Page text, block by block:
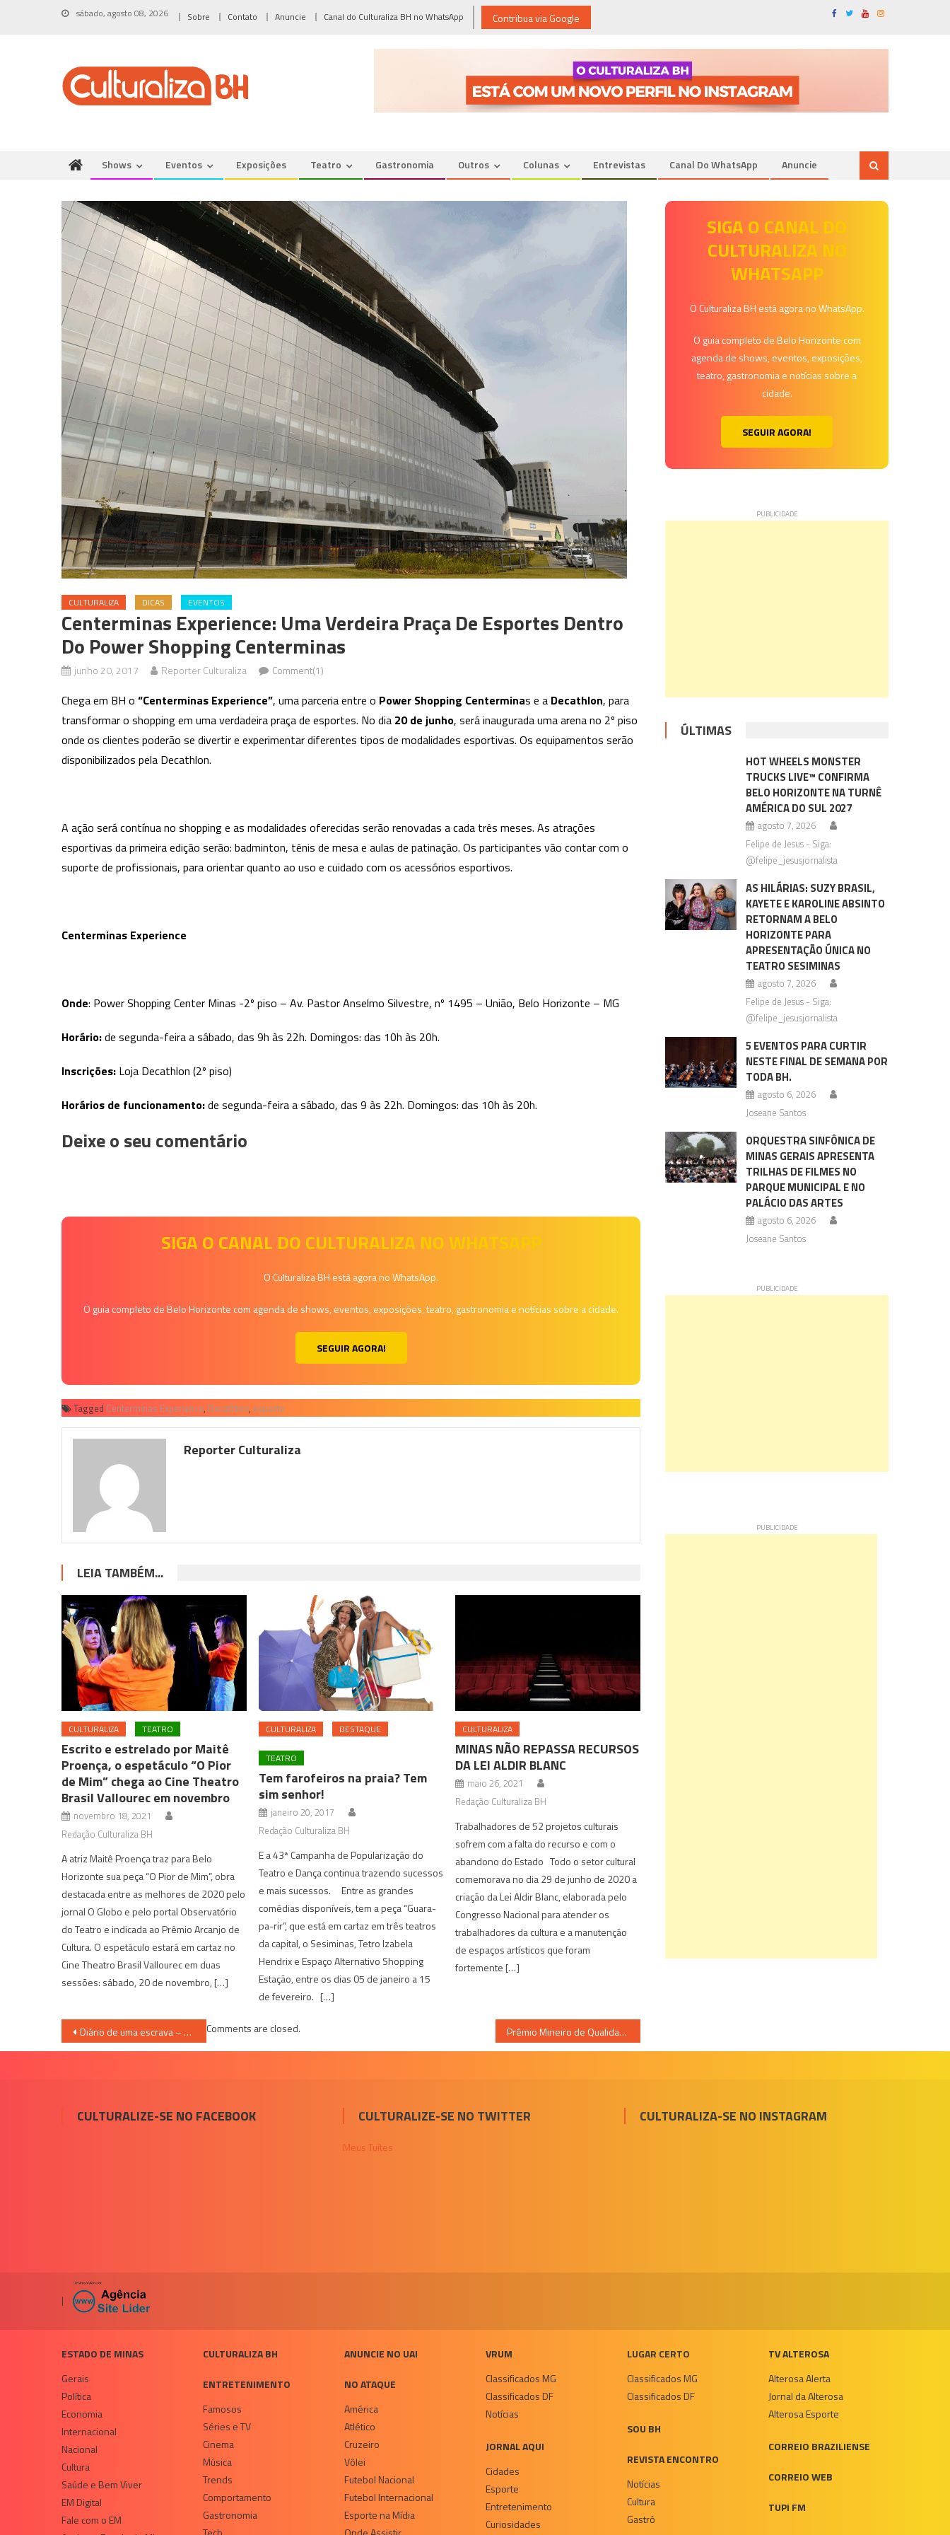
sábado, agosto 08, 2026 Sobre Contato Anuncie Canal do Culturaliza BH no WhatsApp Contribua via Google
Shows Eventos Exposições Teatro Gastronomia Outros Colunas Entrevistas Canal Do WhatsApp Anuncie
CULTURALIZA DICAS EVENTOS
Centerminas Experience: Uma Verdeira Praça De Esportes Dentro
Do Power Shopping Centerminas
junho 20, 2017 Reporter Culturaliza Comment(1)
Chega em BH o “Centerminas Experience”, uma parceria entre o Power Shopping Centerminas e a Decathlon, para
transformar o shopping em uma verdadeira praça de esportes. No dia 20 de junho, será inaugurada uma arena no 2º piso
onde os clientes poderão se divertir e experimentar diferentes tipos de modalidades esportivas. Os equipamentos serão
disponibilizados pela Decathlon.
A ação será contínua no shopping e as modalidades oferecidas serão renovadas a cada três meses. As atrações
esportivas da primeira edição serão: badminton, tênis de mesa e aulas de patinação. Os participantes vão contar com o
suporte de profissionais, para orientar quanto ao uso e cuidado com os acessórios esportivos.
Centerminas Experience
Onde: Power Shopping Center Minas -2º piso – Av. Pastor Anselmo Silvestre, nº 1495 – União, Belo Horizonte – MG
Horário:de segunda-feira a sábado, das 9h às 22h. Domingos: das 10h às 20h.
Inscrições: Loja Decathlon (2º piso)
Horários de funcionamento:de segunda-feira a sábado, das 9 às 22h. Domingos: das 10h às 20h.
Deixe o seu comentário
SIGA O CANAL DO CULTURALIZA NO WHATSAPP
O Culturaliza BH está agora no WhatsApp.
O guia completo de Belo Horizonte com agenda de shows, eventos, exposições, teatro, gastronomia e notícias sobre a cidade.
SEGUIR AGORA!
Tagged Centerminas Experience, Decathlon, esporte
Reporter Culturaliza
LEIA TAMBÉM...
CULTURALIZA TEATRO
Escrito e estrelado por Maitê
Proença, o espetáculo “O Pior
de Mim” chega ao Cine Theatro
Brasil Vallourec em novembro
novembro 18, 2021
Redação Culturaliza BH
A atriz Maitê Proença traz para Belo
Horizonte sua peça “O Pior de Mim”, obra
destacada entre as melhores de 2020 pelo
jornal O Globo e pelo portal Observatório
do Teatro e indicada ao Prêmio Arcanjo de
Cultura. O espetáculo estará em cartaz no
Cine Theatro Brasil Vallourec em duas
sessões: sábado, 20 de novembro, […]
CULTURALIZA DESTAQUE
TEATRO
Tem farofeiros na praia? Tem
sim senhor!
janeiro 20, 2017
Redação Culturaliza BH
E a 43ª Campanha de Popularização do
Teatro e Dança continua trazendo sucessos
e mais sucessos. Entre as grandes
comédias disponíveis, tem a peça “Guara-
pa-rir”, que está em cartaz em três teatros
da capital, o Sesiminas, Tetro Izabela
Hendrix e Espaço Alternativo Shopping
Estação, entre os dias 05 de janeiro a 15
de fevereiro. […]
CULTURALIZA
MINAS NÃO REPASSA RECURSOS
DA LEI ALDIR BLANC
maio 26, 2021
Redação Culturaliza BH
Trabalhadores de 52 projetos culturais
sofrem com a falta do recurso e com o
abandono do Estado Todo o setor cultural
comemorava no dia 29 de junho de 2020 a
criação da Lei Aldir Blanc, elaborada pelo
Congresso Nacional para atender os
trabalhadores da cultura e a manutenção
de espaços artísticos que foram
fortemente […]
Navegação
de
Diário de uma escrava – Rô Mierling Prêmio Mineiro de Qualidade abre inscrições para apresentação das empresas participantes
Comments are closed.
SIGA O CANAL DO
CULTURALIZA NO
WHATSAPP
O Culturaliza BH está agora no WhatsApp.
O guia completo de Belo Horizonte com
agenda de shows, eventos, exposições,
teatro, gastronomia e notícias sobre a
cidade.
SEGUIR AGORA!
ÚLTIMAS
HOT WHEELS MONSTER
TRUCKS LIVE™ CONFIRMA
BELO HORIZONTE NA TURNÊ
AMÉRICA DO SUL 2027
agosto 7, 2026
Felipe de Jesus - Siga:
@felipe_jesusjornalista
AS HILÁRIAS: SUZY BRASIL,
KAYETE E KAROLINE ABSINTO
RETORNAM A BELO
HORIZONTE PARA
APRESENTAÇÃO ÚNICA NO
TEATRO SESIMINAS
agosto 7, 2026
Felipe de Jesus - Siga:
@felipe_jesusjornalista
5 EVENTOS PARA CURTIR
NESTE FINAL DE SEMANA POR
TODA BH.
agosto 6, 2026
Joseane Santos
ORQUESTRA SINFÔNICA DE
MINAS GERAIS APRESENTA
TRILHAS DE FILMES NO
PARQUE MUNICIPAL E NO
PALÁCIO DAS ARTES
agosto 6, 2026
Joseane Santos
CULTURALIZE-SE NO FACEBOOK CULTURALIZE-SE NO TWITTER
Meus Tuítes
CULTURALIZA-SE NO INSTAGRAM
|
ESTADO DE MINAS
Gerais
Política
Economia
Internacional
Nacional
Cultura
Saúde e Bem Viver
EM Digital
Fale com o EM
CULTURALIZA BH
ENTRETENIMENTO
Famosos
Séries e TV
Cinema
Música
Trends
Comportamento
Gastronomia
ANUNCIE NO UAI
NO ATAQUE
América
Atlético
Cruzeiro
Vôlei
Futebol Nacional
Futebol Internacional
Esporte na Mídia
VRUM
Classificados MG
Classificados DF
Notícias
JORNAL AQUI
Cidades
Esporte
Entretenimento
Curiosidades
LUGAR CERTO
Classificados MG
Classificados DF
SOU BH
REVISTA ENCONTRO
Notícias
Cultura
Gastrô
TV ALTEROSA
Alterosa Alerta
Jornal da Alterosa
Alterosa Esporte
CORREIO BRAZILIENSE
CORREIO WEB
TUPI FM